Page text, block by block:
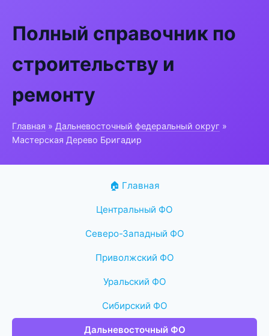
Полный справочник по
строительству и
ремонту
Главная » Дальневосточный федеральный округ »
Мастерская Дерево Бригадир
🏠 Главная
Центральный ФО
Северо-Западный ФО
Приволжский ФО
Уральский ФО
Сибирский ФО
Дальневосточный ФО